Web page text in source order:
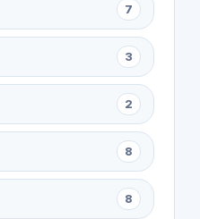
7
3
2
8
8